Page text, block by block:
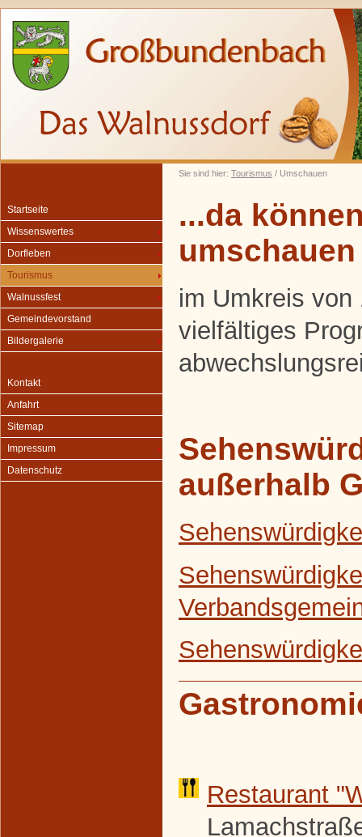
Sie sind hier: Tourismus / Umschauen
Startseite
Wissenswertes
Dorfleben
Tourismus
Walnussfest
Gemeindevorstand
Bildergalerie
Kontakt
Anfahrt
Sitemap
Impressum
Datenschutz
...da
umschauen
im Umkreis
vielfältiges
außerhalb
Restaurant